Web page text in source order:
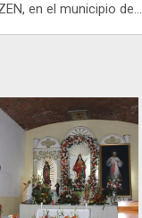
en el municipio de…